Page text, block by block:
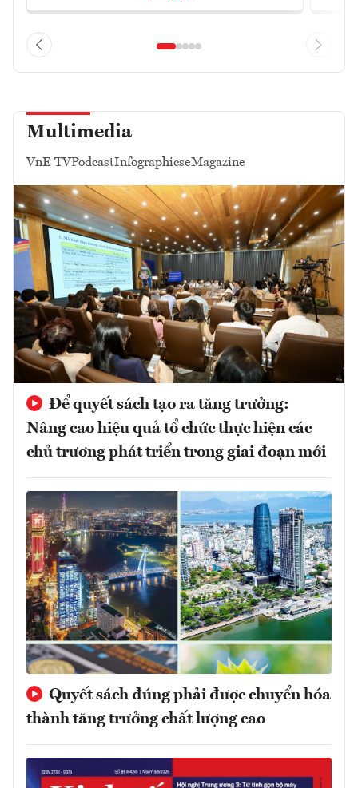
Multimedia
VnE TVPodcastInfographicseMagazine
Để quyết sách tạo ra tăng trưởng:
Nâng cao hiệu quả tổ chức thực hiện các
chủ trương phát triển trong giai đoạn mới
Quyết sách đúng phải được chuyển hóa
thành tăng trưởng chất lượng cao